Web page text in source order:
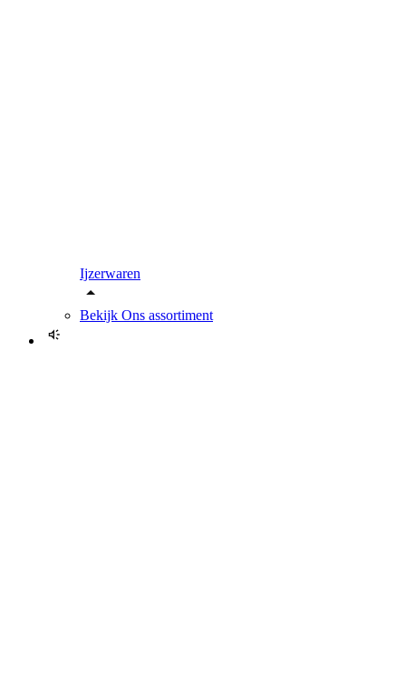
Ijzerwaren
Bekijk Ons assortiment